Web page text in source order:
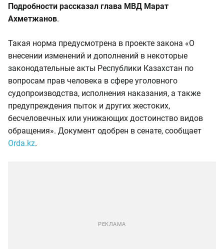
Подробности рассказал глава МВД Марат
Ахметжанов.
Такая норма предусмотрена в проекте закона «О
внесении изменений и дополнений в некоторые
законодательные акты Республики Казахстан по
вопросам прав человека в сфере уголовного
судопроизводства, исполнения наказания, а также
предупреждения пыток и других жестоких,
бесчеловечных или унижающих достоинство видов
обращения». Документ одобрен в сенате, сообщает
Orda.kz.